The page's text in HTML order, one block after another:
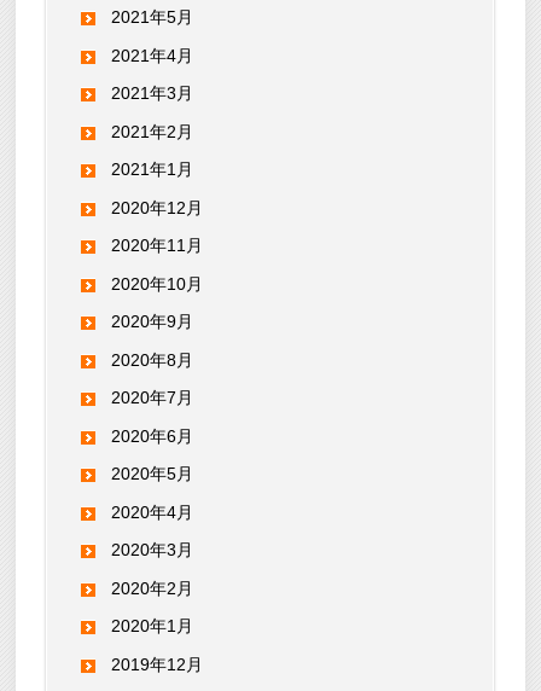
2021年5月
2021年4月
2021年3月
2021年2月
2021年1月
2020年12月
2020年11月
2020年10月
2020年9月
2020年8月
2020年7月
2020年6月
2020年5月
2020年4月
2020年3月
2020年2月
2020年1月
2019年12月